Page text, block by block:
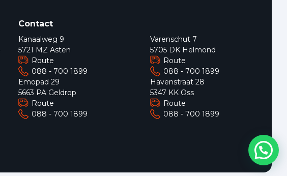
Contact
Kanaalweg 9
5721 MZ Asten
Route
088 - 700 1899
Emopad 29
5663 PA Geldrop
Route
088 - 700 1899
Varenschut 7
5705 DK Helmond
Route
088 - 700 1899
Havenstraat 28
5347 KK Oss
Route
088 - 700 1899